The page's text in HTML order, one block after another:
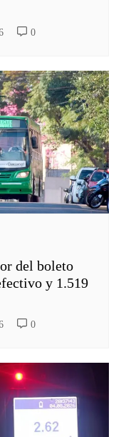
0
del boleto
y 1.519
0